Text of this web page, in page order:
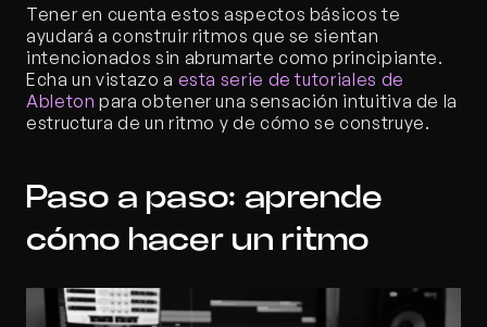
Tener en cuenta estos aspectos básicos te
ayudará a construir ritmos que se sientan
intencionados sin abrumarte como principiante.
Echa un vistazo a esta serie de tutoriales de
Ableton para obtener una sensación intuitiva de la
estructura de un ritmo y de cómo se construye.
Paso a paso: aprende
cómo hacer un ritmo